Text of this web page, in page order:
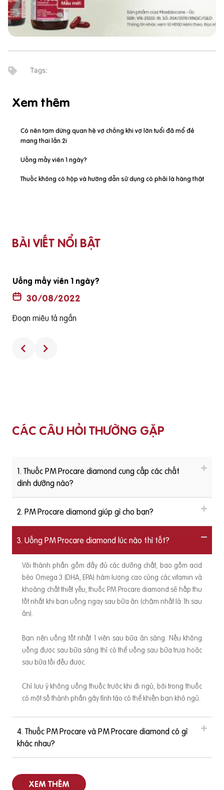
Xem thêm
Có nên tạm dừng quan hệ vợ chồng khi vợ lớn tuổi đã mổ đẻ
mang thai lần 2i
Uống mấy viên 1 ngày?
Thuốc không có hộp và hướng dẫn sử dụng có phải là hàng thật
BÀI VIẾT NỔI BẬT
Uống mấy viên 1 ngày?
30/08/2022
Đoạn miêu tả ngắn
CÁC CÂU HỎI THƯỜNG GẶP
1. Thuốc PM Procare diamond cung cấp các chất
dinh dưỡng nào?
2. PM Procare diamond giúp gì cho bạn?
3. Uống PM Procare diamond lúc nào thì tốt?
Với thành phần gồm đầy đủ các dưỡng chất, bao gồm acid
béo Omega 3 (DHA, EPA) hàm lượng cao cùng các vitamin và
khoáng chất thiết yếu, thuốc PM Procare diamond sẽ hấp thu
tốt nhất khi bạn uống ngay sau bữa ăn (chậm nhất là 1h sau
ăn).
Bạn nên uống tốt nhất 1 viên sau bữa ăn sáng. Nếu không
uống được sau bữa sáng thì có thể uống sau bữa trưa hoặc
sau bữa tối đều được.
Chỉ lưu ý không uống thuốc trước khi đi ngủ, bởi trong thuốc
có một số thành phần gây tỉnh táo có thể khiến bạn khó ngủ.
4. Thuốc PM Procare và PM Procare diamond có gì
khác nhau?
XEM THÊM